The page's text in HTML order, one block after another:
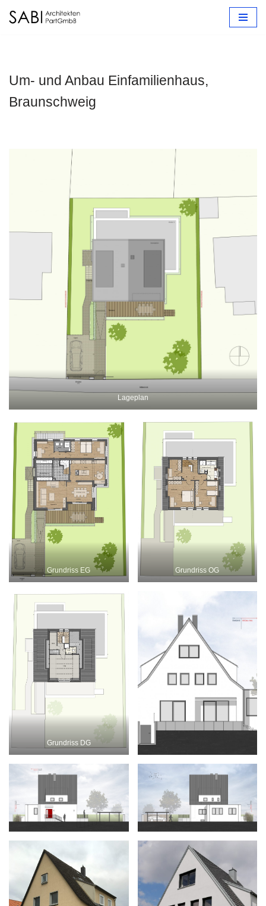
Um- und Anbau Einfamilienhaus,
Braunschweig
Lageplan
Grundriss EG Grundriss OG
Grundriss DG